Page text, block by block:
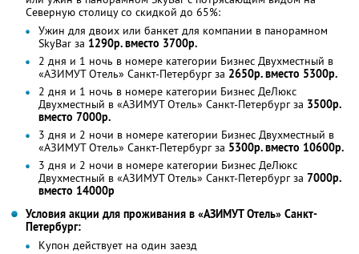
Северную столицу со скидкой до 65%:
Ужин для двоих или банкет для компании в панорамном
SkyBаr за 1290р. вместо 3700р.
2 дня и 1 ночь в номере категории Бизнес Двухместный в
«АЗИМУТ Отель» Санкт-Петербург за 2650р. вместо 5300р.
2 дня и 1 ночь в номере категории Бизнес ДеЛюкс
Двухместный в «АЗИМУТ Отель» Санкт-Петербург за 3500р.
вместо 7000р.
3 дня и 2 ночи в номере категории Бизнес Двухместный в
«АЗИМУТ Отель» Санкт-Петербург за 5300р. вместо 10600р.
3 дня и 2 ночи в номере категории Бизнес ДеЛюкс
Двухместный в «АЗИМУТ Отель» Санкт-Петербург за 7000р.
вместо 14000р
Условия акции для проживания в «АЗИМУТ Отель» Санкт-
Петербург:
Купон действует на один заезд